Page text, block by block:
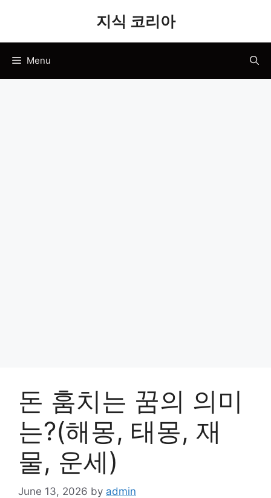
지식 코리아
Menu
돈 훔치는 꿈의 의미
는?(해몽, 태몽, 재
물, 운세)
June 13, 2026 by admin